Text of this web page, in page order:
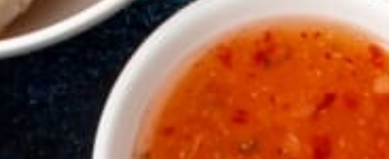
QUI SOMMES-NOUS
FORMATION
CONSEIL
Événements œno-
gastronomiques
Services en ligne
Presse & références